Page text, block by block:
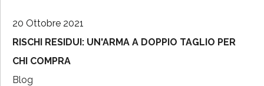
20 Ottobre 2021
RISCHI RESIDUI: UN'ARMA A DOPPIO TAGLIO PER
CHI COMPRA
Blog